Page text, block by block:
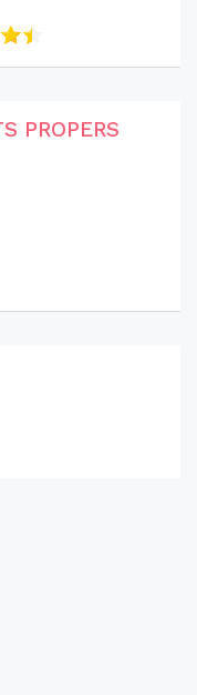
PROPERS